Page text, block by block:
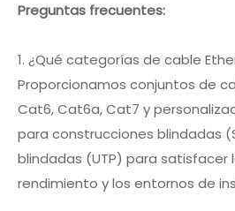
Preguntas frecuentes:
1. ¿Qué categorías de cable
Proporcionamos conjuntos de
Cat6, Cat6a, Cat7 y
para construcciones blindadas
blindadas (UTP) para satisfacer
rendimiento y los entornos de